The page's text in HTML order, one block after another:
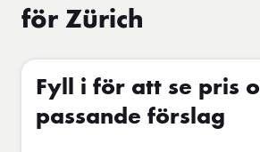
för Zürich
Fyll i för att se pris
passande förslag